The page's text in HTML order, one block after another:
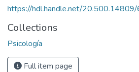
https://hdl.handle.net/
Collections
Psicología
Full item page